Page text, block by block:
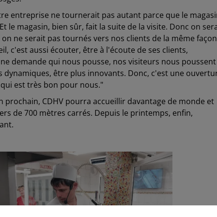
entreprise ne tournerait pas autant parce que le
magasin, bien sûr, fait la suite de la visite. Donc on
ne serait pas tournés vers nos clients de la même
c'est aussi écouter, être à l'écoute de ses clients,
demande qui nous pousse, nos visiteurs nous poussent
être plus innovants. Donc, c'est une
est très bon pour nous."
CDHV pourra accueillir davantage de monde et
de 700 mètres carrés. Depuis le printemps, enfin,